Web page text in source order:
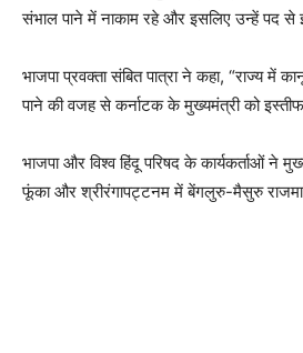
संभाल पाने में नाकाम रहे और इसलिए उन्हें पद से
भाजपा प्रवक्ता संबित पात्रा ने कहा, “राज्य में
पाने की वजह से कर्नाटक के मुख्यमंत्री को
भाजपा और विश्व हिंदू परिषद के कार्यकर्ताओं ने
फूंका और श्रीरंगापट्टनम में बेंगलुरु-मैसुरु